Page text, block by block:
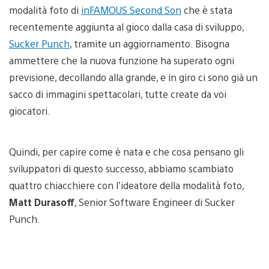
modalità foto di inFAMOUS Second Son che è stata
recentemente aggiunta al gioco dalla casa di sviluppo,
Sucker Punch, tramite un aggiornamento. Bisogna
ammettere che la nuova funzione ha superato ogni
previsione, decollando alla grande, e in giro ci sono già un
sacco di immagini spettacolari, tutte create da voi
giocatori.
Quindi, per capire come è nata e che cosa pensano gli
sviluppatori di questo successo, abbiamo scambiato
quattro chiacchiere con l’ideatore della modalità foto,
Matt Durasoff, Senior Software Engineer di Sucker
Punch.